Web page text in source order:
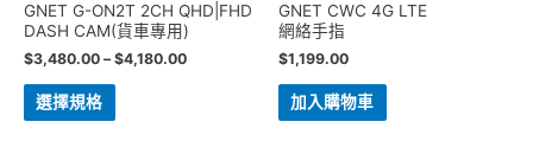
GNET G-ON2T 2CH QHD|FHD
DASH CAM(貨車專用)
$3,480.00 –$4,180.00
選擇規格
GNET CWC 4G LTE
網絡手指
$1,199.00
加入購物車